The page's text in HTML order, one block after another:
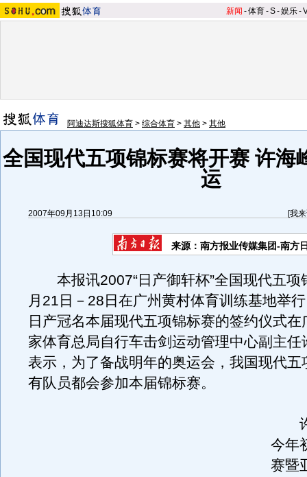
新闻 -体育-S-娱乐-
阿迪达斯搜狐体育 > 综合体育 > 其他 > 其他
全国现代五项锦标赛将开赛 许海
运
2007年09月13日10:09 [我
来源：南方报业传媒集团-南方
本报讯2007“日产御轩杯”全国现代五项
月21日－28日在广州黄村体育训练基地举
日产冠名本届现代五项锦标赛的签约仪式在
家体育总局自行车击剑运动管理中心副主任
表示，为了备战明年的奥运会，我国现代五
有队员都会参加本届锦标赛。
许
今年
赛暨